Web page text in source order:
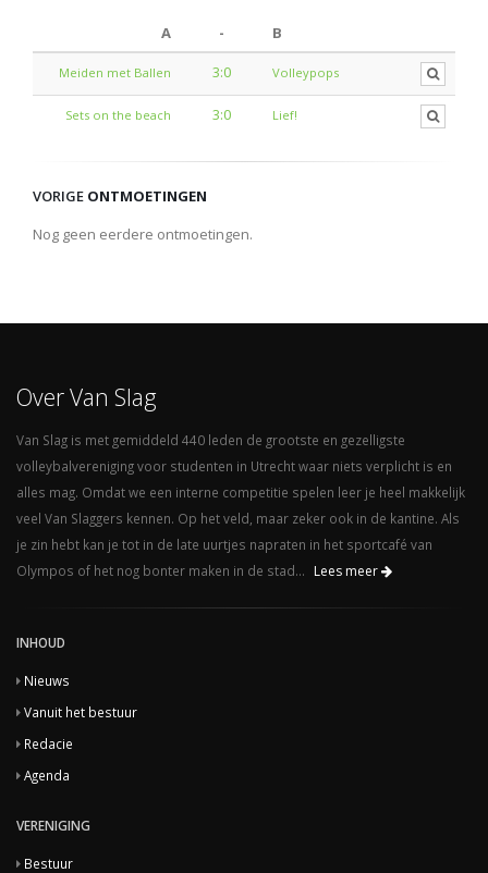
A - B
Meiden met Ballen 3:0 Volleypops
Sets on the beach 3:0 Lief!
VORIGE ONTMOETINGEN
Nog geen eerdere ontmoetingen.
Over Van Slag
Van Slag is met gemiddeld 440 leden de grootste en gezelligste
volleybalvereniging voor studenten in Utrecht waar niets verplicht is en
alles mag. Omdat we een interne competitie spelen leer je heel makkelijk
veel Van Slaggers kennen. Op het veld, maar zeker ook in de kantine. Als
je zin hebt kan je tot in de late uurtjes napraten in het sportcafé van
Olympos of het nog bonter maken in de stad...
Lees meer
INHOUD
Nieuws
Vanuit het bestuur
Redacie
Agenda
VERENIGING
Bestuur